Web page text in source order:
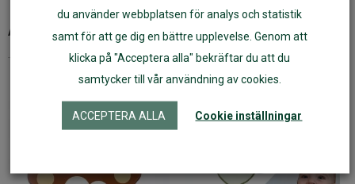
Artikelnr:48120
Fler varianter
du använder webbplatsen för analys och statistik
samt för att ge dig en bättre upplevelse. Genom att
klicka på "Acceptera alla" bekräftar du att du
samtycker till vår användning av cookies.
ACCEPTERA ALLA Cookie inställningar